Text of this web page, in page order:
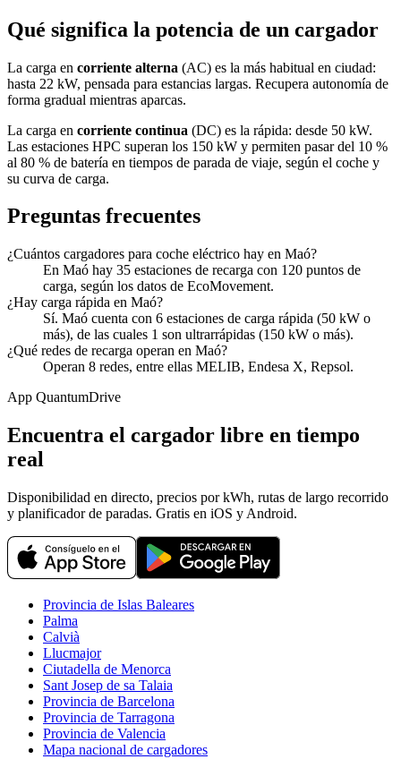
Qué significa la potencia de un cargador
La carga en corriente alterna (AC) es la más habitual en ciudad:
hasta 22 kW, pensada para estancias largas. Recupera autonomía de
forma gradual mientras aparcas.
La carga en corriente continua (DC) es la rápida: desde 50 kW.
Las estaciones HPC superan los 150 kW y permiten pasar del 10 %
al 80 % de batería en tiempos de parada de viaje, según el coche y
su curva de carga.
Preguntas frecuentes
¿Cuántos cargadores para coche eléctrico hay en Maó?
En Maó hay 35 estaciones de recarga con 120 puntos de
carga, según los datos de EcoMovement.
¿Hay carga rápida en Maó?
Sí. Maó cuenta con 6 estaciones de carga rápida (50 kW o
más), de las cuales 1 son ultrarrápidas (150 kW o más).
¿Qué redes de recarga operan en Maó?
Operan 8 redes, entre ellas MELIB, Endesa X, Repsol.
App QuantumDrive
Encuentra el cargador libre en tiempo
real
Disponibilidad en directo, precios por kWh, rutas de largo recorrido
y planificador de paradas. Gratis en iOS y Android.
Provincia de Islas Baleares
Palma
Calvià
Llucmajor
Ciutadella de Menorca
Sant Josep de sa Talaia
Provincia de Barcelona
Provincia de Tarragona
Provincia de Valencia
Mapa nacional de cargadores